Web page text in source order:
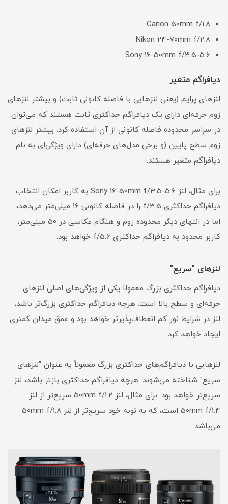
Canon 50mm f/1.8
Nikon 24-70mm f/2.8
Sony 16-50mm f/3.5-5.6
دیافراگم متغیر
لنزهای پرایم (یعنی لنزهایی با فاصله کانونی ثابت) و بیشتر لنزهای
زوم حرفه‌ای دارای یک دیافراگم حداکثری ثابت هستند که می‌توان
در سراسر محدوده فاصله کانونی از آن استفاده کرد. بیشتر لنزهای
زوم سطح پایین (و برخی مدل‌های حرفه‌ای) دارای ویژگی‌ای به نام
دیافراگم متغیر هستند.
برای مثال، لنز Sony 16-50mm f/3.5-5.6 به کاربر امکان انتخاب
دیافراگم حداکثری f/3.5 را در فاصله کانونی ۱۶ میلی‌متر می‌دهد،
اما در انتهای دیگر محدوده زوم و هنگام عکاسی در ۵۰ میلی‌متر،
کاربر محدود به دیافراگم حداکثری f/5.6 خواهد بود.
لنزهای "سریع"
دیافراگم حداکثری بزرگ معمولاً یکی از ویژگی‌های اصلی لنزهای
حرفه‌ای و سطح بالا است. هرچه دیافراگم حداکثری بزرگ‌تر باشد،
لنز در شرایط نور کم انعطاف‌پذیرتر خواهد بود و عمق میدان کمتری
ایجاد خواهد کرد.
لنزهایی با دیافراگم‌های حداکثری بزرگ معمولاً به عنوان "لنزهای
سریع" شناخته می‌شوند. هرچه دیافراگم حداکثری بازتر باشد، لنز
سریع‌تر خواهد بود. برای مثال، لنز 50mm f/1.2 سریع‌تر از لنز
50mm f/1.4 است، که به نوبه خود سریع‌تر از لنز 50mm f/1.8
می‌باشد.